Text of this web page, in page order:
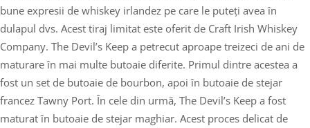
bune expresii de whiskey irlandez pe care le puteți avea în
dulapul dvs. Acest tiraj limitat este oferit de Craft Irish Whiskey
Company. The Devil’s Keep a petrecut aproape treizeci de ani de
maturare în mai multe butoaie diferite. Primul dintre acestea a
fost un set de butoaie de bourbon, apoi în butoaie de stejar
francez Tawny Port. În cele din urmă, The Devil’s Keep a fost
maturat în butoaie de stejar maghiar. Acest proces delicat de